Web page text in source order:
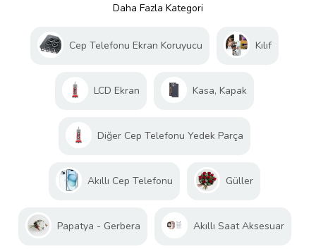
Daha Fazla Kategori
Cep Telefonu Ekran Koruyucu Kılıf
LCD Ekran Kasa, Kapak
Diğer Cep Telefonu Yedek Parça
Akıllı Cep Telefonu Güller
Papatya - Gerbera Akıllı Saat Aksesuar